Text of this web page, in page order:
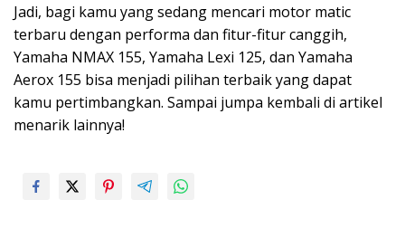
Jadi, bagi kamu yang sedang mencari motor matic
terbaru dengan performa dan fitur-fitur canggih,
Yamaha NMAX 155, Yamaha Lexi 125, dan Yamaha
Aerox 155 bisa menjadi pilihan terbaik yang dapat
kamu pertimbangkan. Sampai jumpa kembali di artikel
menarik lainnya!